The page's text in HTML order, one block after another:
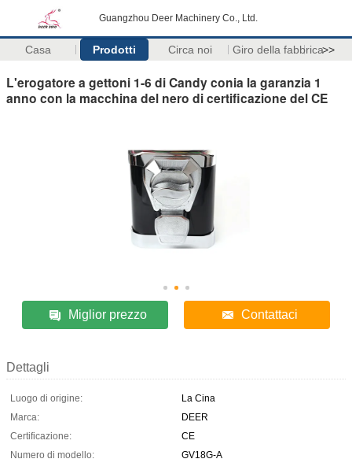
Guangzhou Deer Machinery Co., Ltd.
Casa Prodotti Circa noi Giro della fabbrica>>
L'erogatore a gettoni 1-6 di Candy conia la garanzia 1
anno con la macchina del nero di certificazione del CE
Miglior prezzo Contattaci
Dettagli
Luogo di origine:
La Cina
Marca:
DEER
Certificazione:
CE
Numero di modello:
GV18G-A